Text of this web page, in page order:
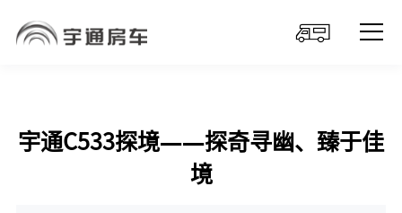
宇通C533探境——探奇寻幽、臻于佳
境